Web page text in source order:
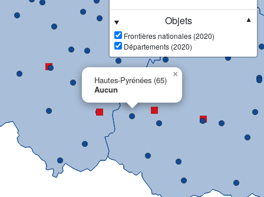
Hautes-Pyrénées (65)
Aucun
×
Objets
▼
Frontières nationales (2020)
Départements (2020)